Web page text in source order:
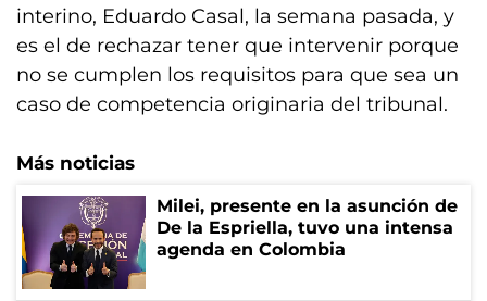
interino, Eduardo Casal, la semana pasada, y
es el de rechazar tener que intervenir porque
no se cumplen los requisitos para que sea un
caso de competencia originaria del tribunal.
Más noticias
Milei, presente en la asunción de
De la Espriella, tuvo una intensa
agenda en Colombia